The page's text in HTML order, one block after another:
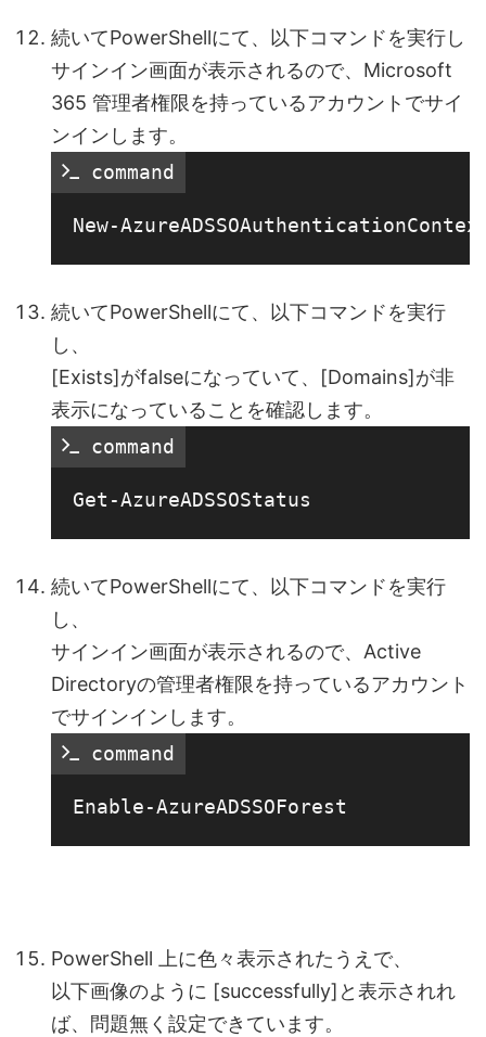
続いてPowerShellにて、以下コマンドを実行し
サインイン画面が表示されるので、Microsoft
365 管理者権限を持っているアカウントでサイ
ンインします。
command
続いてPowerShellにて、以下コマンドを実行
し、
[Exists]がfalseになっていて、[Domains]が非
表示になっていることを確認します。
command
続いてPowerShellにて、以下コマンドを実行
し、
サインイン画面が表示されるので、Active
Directoryの管理者権限を持っているアカウント
でサインインします。
command
PowerShell 上に色々表示されたうえで、
以下画像のように [successfully]と表示されれ
ば、問題無く設定できています。